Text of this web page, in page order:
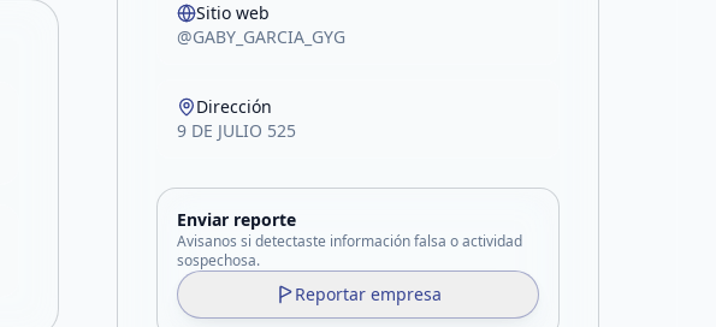
Sitio web
@GABY_GARCIA_GYG
Dirección
9 DE JULIO 525
Enviar reporte
Avisanos si detectaste información falsa o actividad
sospechosa.
Reportar empresa